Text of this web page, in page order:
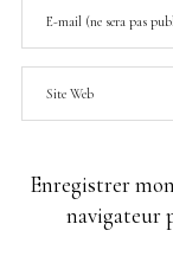
Enregistrer
navigateur